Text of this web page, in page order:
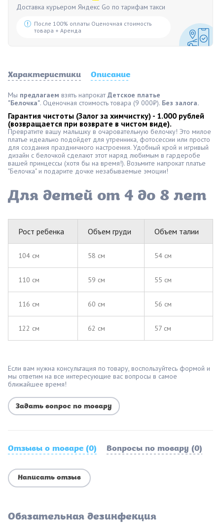
Доставка курьером Яндекс Go по тарифам такси
После 100% оплаты Оценочная стоимость
товара + Аренда
Характеристики Описание
Мы предлагаем взять напрокатДетское платье
"Белочка". Оценочная стоимость товара (9 000₽). Без залога.
Гарантия чистоты (Залог за химчистку) - 1.000 рублей
(возвращается при возврате в чистом виде).
Превратите вашу малышку в очаровательную белочку! Это милое
платье идеально подойдет для утренника, фотосессии или просто
для создания праздничного настроения. Удобный крой и игривый
дизайн с белочкой сделают этот наряд любимым в гардеробе
вашей принцессы (хотя бы на время!). Возьмите напрокат платье
"Белочка" и подарите дочке незабываемые эмоции!
Для детей от 4 до 8 лет
Рост ребенка Объем груди Объем талии
104 см 58 см 54 см
110 см 59 см 55 см
116 см 60 см 56 см
122 см 62 см 57 см
Если вам нужна консультация по товару, воспользуйтесь формой и
мы ответим на все интересующие вас вопросы в самое
ближайшее время!
Задать вопрос по товару
Отзывы о товаре (0) Вопросы по товару (0)
Написать отзыв
Обязательная дезинфекция